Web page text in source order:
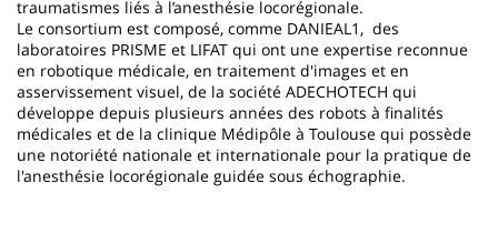
traumatismes liés à l’anesthésie locorégionale.
Le consortium est composé, comme DANIEAL1, des
laboratoires PRISME et LIFAT qui ont une expertise reconnue
en robotique médicale, en traitement d'images et en
asservissement visuel, de la société ADECHOTECH qui
développe depuis plusieurs années des robots à finalités
médicales et de la clinique Médipôle à Toulouse qui possède
une notoriété nationale et internationale pour la pratique de
l'anesthésie locorégionale guidée sous échographie.